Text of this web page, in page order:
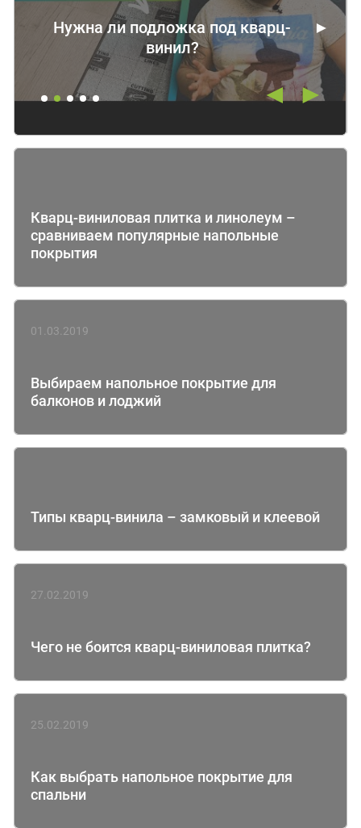
Нужна ли подложка под кварц-
винил?
►
◄
Кварц-виниловая плитка и линолеум –
сравниваем популярные напольные
покрытия
01.03.2019
Выбираем напольное покрытие для
балконов и лоджий
Типы кварц-винила – замковый и клеевой
27.02.2019
Чего не боится кварц-виниловая плитка?
25.02.2019
Как выбрать напольное покрытие для
спальни